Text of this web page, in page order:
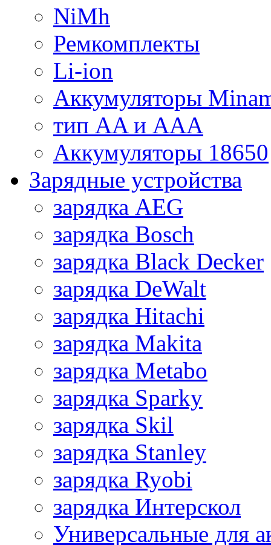
NiMh
Ремкомплекты
Li-ion
Аккумуляторы
тип AA и AAA
Аккумуляторы 18650
Зарядные устройства
зарядка AEG
зарядка Bosch
зарядка Black Decker
зарядка DeWalt
зарядка Hitachi
зарядка Makita
зарядка Metabo
зарядка Sparky
зарядка Skil
зарядка Stanley
зарядка Ryobi
зарядка Интерскол
Универсальные для